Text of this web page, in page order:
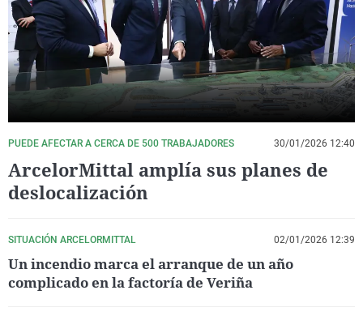
La rosa de los vientos
Gente viajera
Como el perro y el
Caso
Retornados
Equipo de
Operación Viuda
Extremadura
Galicia
La Rioja
Navarra
País Vasco
Virales
Televisión
Elecciones
PUEDE AFECTAR A CERCA DE 500 TRABAJADORES 30/01/2026 12:40
ArcelorMittal amplía sus planes de
deslocalización
SITUACIÓN ARCELORMITTAL 02/01/2026 12:39
Un incendio marca el arranque de un año
complicado en la factoría de Veriña